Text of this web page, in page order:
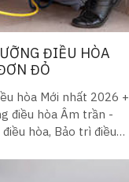
ĐIỀU HÒA
ĐỎ
hòa Mới nhất 2026 +
điều hòa Âm trần -
hòa, Bảo trì điều